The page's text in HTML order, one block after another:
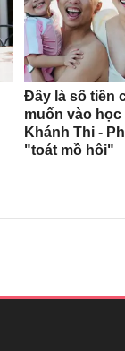
Đây là số tiền
muốn vào
Khánh Thi -
"toát mồ hôi"